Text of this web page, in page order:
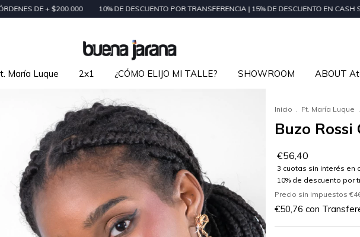
10% DE DESCUENTO POR TRANSFERENCIA | 15% DE DESCUENTO EN CASH SÓLO EN
María Luque 2x1 ¿CÓMO ELIJO MI TALLE? SHOWROOM ABOUT
Inicio . Ft. María Luque .
Buzo Rossi
€56,40
Precio sin impuestos
€50,76 con